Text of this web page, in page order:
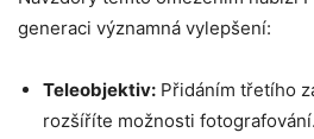
generaci významná vylepšení:
Teleobjektiv: Přidáním třetího
rozšíříte možnosti fotografování.